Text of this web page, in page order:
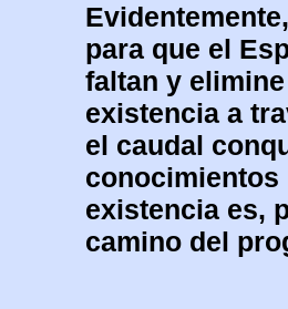
para que el
faltan y
existencia a
el caudal
conocimientos
existencia es,
camino del